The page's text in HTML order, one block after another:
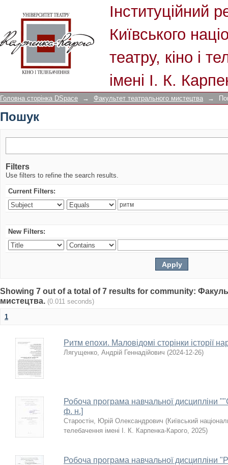
Інституційний
Київського
театру, кіно і
імені І. К.
Головна сторінка DSpace → Факультет театрального мистецтва →
Пошук
Filters
Use filters to refine the search results.
Current Filters:
New Filters:
Showing 7 out of a total of 7 results for community:
мистецтва. (0.011 seconds)
1
Ритм епохи. Маловідомі сторінки історії
Лягущенко, Андрій Геннадійович (2024-12-26)
Робоча програма навчальної дисципліни
ф. н.]
Старостін, Юрій Олександрович (Київський
телебачення імені І. К. Карпенка-Карого, 2025)
Робоча програма навчальної дисципліни